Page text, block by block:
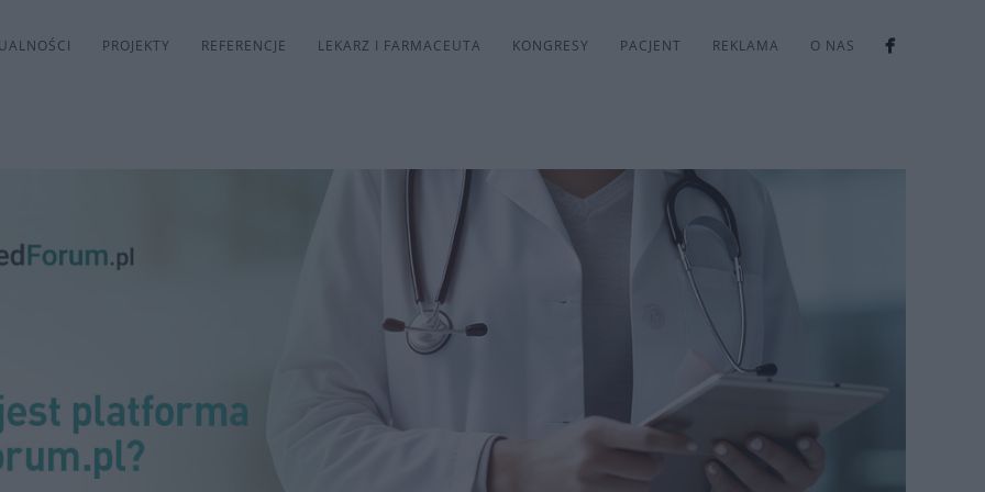
PROJEKTY REFERENCJE LEKARZ I FARMACEUTA KONGRESY PACJENT REKLAMA O NAS